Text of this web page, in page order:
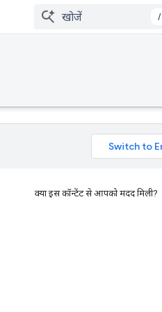
/
क्या इस कॉन्टेंट से आपको मदद मिली?